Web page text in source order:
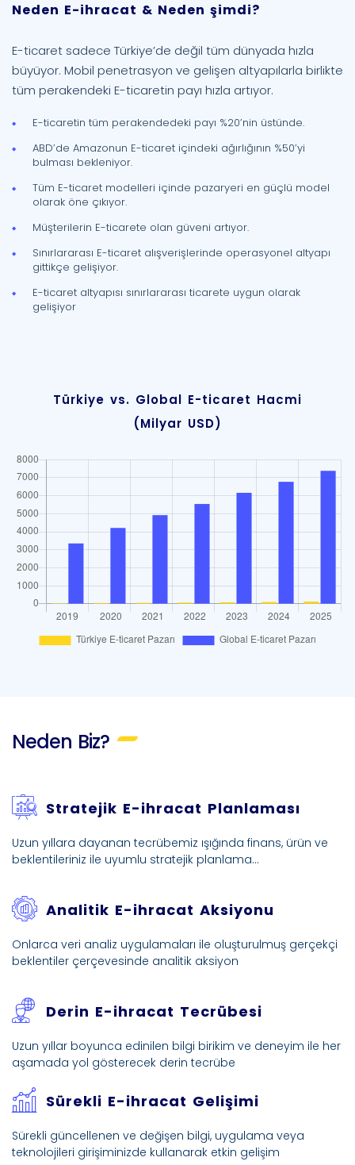
Neden E-ihracat & Neden şimdi?
E-ticaret sadece Türkiye’de değil tüm dünyada hızla
büyüyor. Mobil penetrasyon ve gelişen altyapılarla birlikte
tüm perakendeki E-ticaretin payı hızla artıyor.
E-ticaretin tüm perakendedeki payı %20’nin üstünde.
ABD’de Amazonun E-ticaret içindeki ağırlığının %50’yi
bulması bekleniyor.
Tüm E-ticaret modelleri içinde pazaryeri en güçlü model
olarak öne çıkıyor.
Müşterilerin E-ticarete olan güveni artıyor.
Sınırlararası E-ticaret alışverişlerinde operasyonel altyapı
gittikçe gelişiyor.
E-ticaret altyapısı sınırlararası ticarete uygun olarak
gelişiyor
Türkiye vs. Global E-ticaret Hacmi
(Milyar USD)
Neden Biz?
Stratejik E-ihracat Planlaması
Uzun yıllara dayanan tecrübemiz ışığında finans, ürün ve
beklentileriniz ile uyumlu stratejik planlama…
Analitik E-ihracat Aksiyonu
Onlarca veri analiz uygulamaları ile oluşturulmuş gerçekçi
beklentiler çerçevesinde analitik aksiyon
Derin E-ihracat Tecrübesi
Uzun yıllar boyunca edinilen bilgi birikim ve deneyim ile her
aşamada yol gösterecek derin tecrübe
Sürekli E-ihracat Gelişimi
Sürekli güncellenen ve değişen bilgi, uygulama veya
teknolojileri girişiminizde kullanarak etkin gelişim